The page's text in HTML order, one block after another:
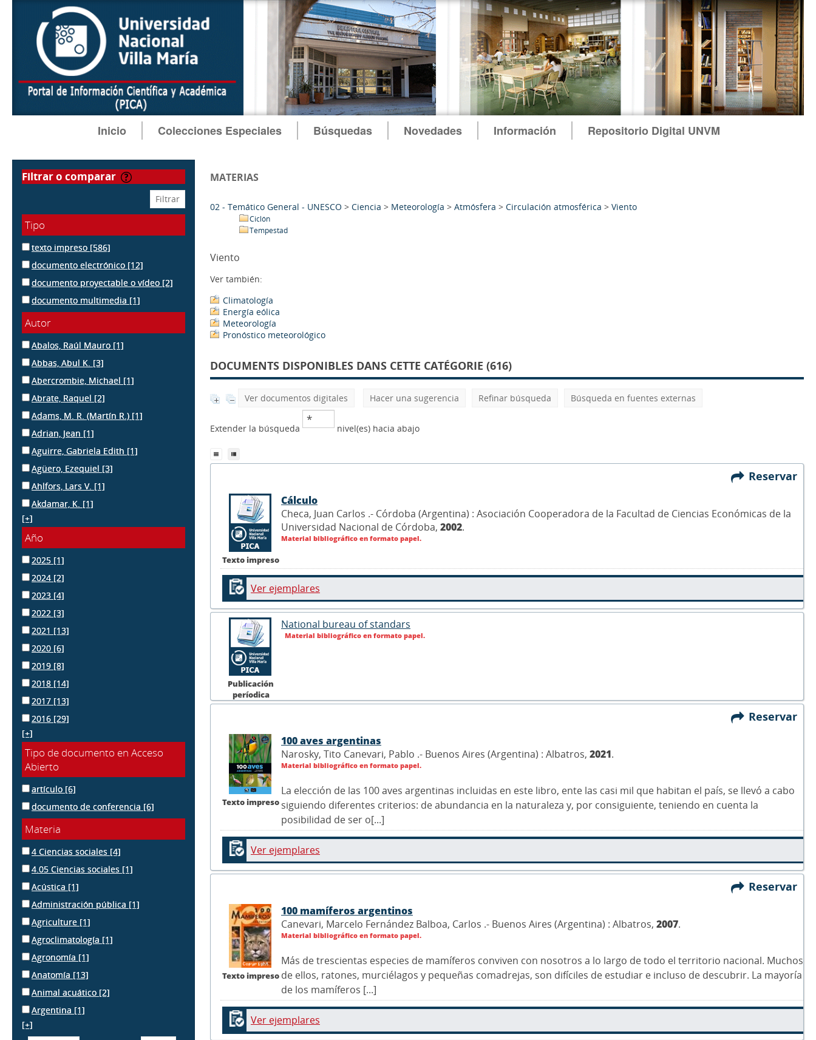
Inicio Colecciones Especiales Búsquedas Novedades Información Repositorio Digital UNVM
filtrar o comparar
Tipo
texto impreso [586]
documento electrónico [12]
documento proyectable o vídeo [2]
documento multimedia [1]
Autor
Abalos, Raúl Mauro [1]
Abbas, Abul K. [3]
Abercrombie, Michael [1]
Abrate, Raquel [2]
Adams, M. R. (Martín R.) [1]
Adrian, Jean [1]
Aguirre, Gabriela Edith [1]
Agüero, Ezequiel [3]
Ahlfors, Lars V. [1]
Akdamar, K. [1]
[+]
Año
2025 [1]
2024 [2]
2023 [4]
2022 [3]
2021 [13]
2020 [6]
2019 [8]
2018 [14]
2017 [13]
2016 [29]
[+]
Tipo de documento en Acceso
Abierto
artículo [6]
documento de conferencia [6]
Materia
4 Ciencias sociales [4]
4.05 Ciencias sociales [1]
Acústica [1]
Administración pública [1]
Agriculture [1]
Agroclimatología [1]
Agronomía [1]
Anatomía [13]
Animal acuático [2]
Argentina [1]
[+]
MATERIAS
02 - Temático General - UNESCO > Ciencia > Meteorología > Atmósfera > Circulación atmosférica > Viento
Ciclón
Tempestad
Viento
Ver también:
Climatología
Energía eólica
Meteorología
Pronóstico meteorológico
DOCUMENTS DISPONIBLES DANS CETTE CATÉGORIE (616)
Ver documentos digitales Hacer una sugerencia Refinar búsqueda Búsqueda en fuentes externas
Extender la búsqueda nivel(es) hacia abajo
Reservar
Texto impreso
Cálculo
Checa, Juan Carlos .- Córdoba (Argentina) : Asociación Cooperadora de la Facultad de Ciencias Económicas de la
Universidad Nacional de Córdoba, 2002.
Material bibliográfico en formato papel.
Ver ejemplares
Publicación
períodica
National bureau of standars
Material bibliográfico en formato papel.
Reservar
Texto impreso
100 aves argentinas
Narosky, Tito Canevari, Pablo .- Buenos Aires (Argentina) : Albatros, 2021.
Material bibliográfico en formato papel.
La elección de las 100 aves argentinas incluidas en este libro, ente las casi mil que habitan el país, se llevó a cabo
siguiendo diferentes criterios: de abundancia en la naturaleza y, por consiguiente, teniendo en cuenta la
posibilidad de ser o[...]
Ver ejemplares
Reservar
Texto impreso
100 mamíferos argentinos
Canevari, Marcelo Fernández Balboa, Carlos .- Buenos Aires (Argentina) : Albatros, 2007.
Material bibliográfico en formato papel.
Más de trescientas especies de mamíferos conviven con nosotros a lo largo de todo el territorio nacional. Muchos
de ellos, ratones, murciélagos y pequeñas comadrejas, son difíciles de estudiar e incluso de descubrir. La mayoría
de los mamíferos [...]
Ver ejemplares